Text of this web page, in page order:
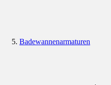
Badewannenarmaturen